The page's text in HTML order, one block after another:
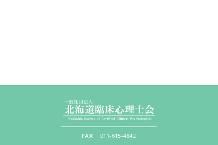
011-615-4842